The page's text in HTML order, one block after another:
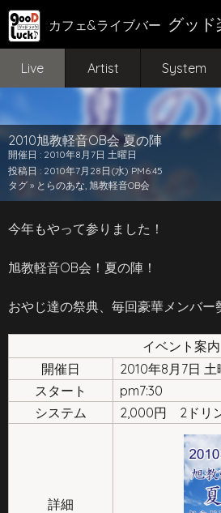
カフェ&ライブバー グッド
Live Artist System
2010旭教軽音OB会 夏の陣
開催日 : 2010年8月7日 土曜日
投稿日 : 2010年7月28日(水) PM6:45
タグ » とらのあな, 旭教軽音OB会
今年もやって参りました！
旭教軽音OB会！夏の陣！
おやじ達の祭典、毎回豪華メンバー
イベント案内
開催日
2010年8月7日 土
スタート
pm7:30
システム
2,000円 2ドリ
詳細